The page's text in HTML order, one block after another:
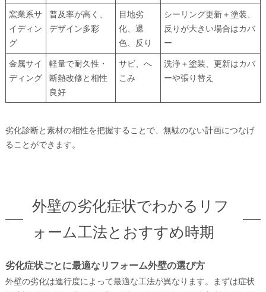
窯業系サ
イディン
グ
普及率が高く、
デザイン多彩
目地劣
化、退
色、反り
シーリング更新＋塗装、
反りが大きい場合はカバ
ー
金属サイ
ディング
軽量で耐久性・
断熱改修と相性
良好
サビ、へ
こみ
洗浄＋塗装、更新はカバ
ーや張り替え
劣化診断と素材の相性を把握することで、無駄のない計画につなげ
ることができます。
外壁の劣化症状でわかるリフ
ォーム工法とおすすめ時期
劣化症状ごとに最適なリフォーム外壁の選び方
外壁の劣化は進行度によって最適な工法が異なります。まずは症状